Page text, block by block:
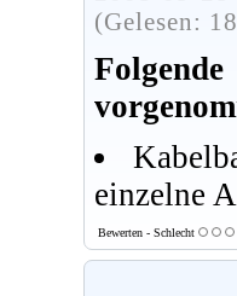
(Gelesen:
einzelne
Bewerten - Schlecht